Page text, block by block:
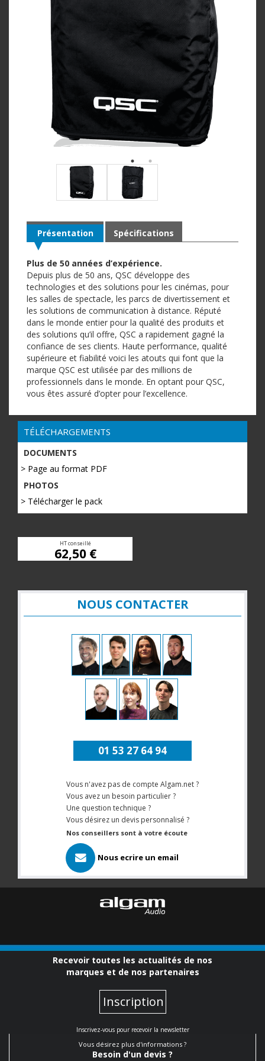
Présentation
Plus de 50 années d’expérience.
Depuis plus de 50 ans, QSC développe des
technologies et des solutions pour les cinémas, pour
les salles de spectacle, les parcs de divertissement et
les solutions de communication à distance. Réputé
dans le monde entier pour la qualité des produits et
des solutions qu’il offre, QSC a rapidement gagné la
confiance de ses clients. Haute performance, qualité
supérieure et fiabilité voici les atouts qui font que la
marque QSC est utilisée par des millions de
professionnels dans le monde. En optant pour QSC,
vous êtes assuré d’opter pour l’excellence.
Spécifications
TÉLÉCHARGEMENTS
DOCUMENTS
> Page au format PDF
PHOTOS
> Télécharger le pack
HT conseillé
62,50 €
NOUS CONTACTER
01 53 27 64 94
Vous n'avez pas de compte Algam.net ?
Vous avez un besoin particulier ?
Une question technique ?
Vous désirez un devis personnalisé ?
Nos conseillers sont à votre écoute
Nous ecrire un email
Recevoir toutes les actualités de nos
marques et de nos partenaires
Inscription
Inscrivez-vous pour recevoir la newsletter
Vous désirez plus d'informations ?
Besoin d'un devis ?